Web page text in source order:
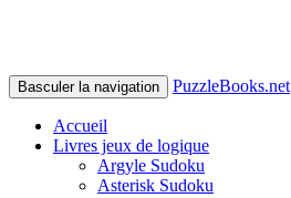
Basculer la navigation PuzzleBooks.net
Accueil
Livres jeux de logique
Argyle Sudoku
Asterisk Sudoku